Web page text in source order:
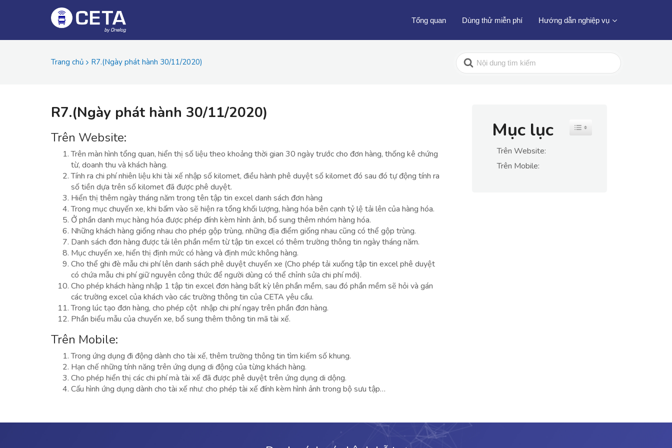
Tổng quan Dùng thử miễn phí Hướng dẫn nghiệp vụ
Trang chủ R7.(Ngày phát hành 30/11/2020)
R7.(Ngày phát hành 30/11/2020)
Trên Website:
Trên màn hình tổng quan, hiển thị số liệu theo khoảng thời gian 30 ngày trước cho đơn hàng, thống kê chứng
từ, doanh thu và khách hàng.
Tính ra chi phí nhiên liệu khi tài xế nhập số kilomet, điều hành phê duyệt số kilomet đó sau đó tự động tính ra
số tiền dựa trên số kilomet đã được phê duyệt.
Hiển thị thêm ngày tháng năm trong tên tập tin excel danh sách đơn hàng
Trong mục chuyến xe, khi bấm vào sẽ hiện ra tổng khối lượng, hàng hóa bên cạnh tỷ lệ tải lên của hàng hóa.
Ở phần danh mục hàng hóa được phép đính kèm hình ảnh, bổ sung thêm nhóm hàng hóa.
Những khách hàng giống nhau cho phép gộp trùng, những địa điểm giống nhau cũng có thể gộp trùng.
Danh sách đơn hàng được tải lên phần mềm từ tập tin excel có thêm trường thông tin ngày tháng năm.
Mục chuyến xe, hiển thị định mức có hàng và định mức không hàng.
Cho thể ghi đè mẫu chi phí lên danh sách phê duyệt chuyến xe (Cho phép tải xuống tập tin excel phê duyệt
có chứa mẫu chi phí giữ nguyên công thức để người dùng có thể chỉnh sửa chi phí mới).
Cho phép khách hàng nhập 1 tập tin excel đơn hàng bất kỳ lên phần mềm, sau đó phần mềm sẽ hỏi và gán
các trường excel của khách vào các trường thông tin của CETA yêu cầu.
Trong lúc tạo đơn hàng, cho phép cột nhập chi phí ngay trên phần đơn hàng.
Phần biểu mẫu của chuyến xe, bổ sung thêm thông tin mã tài xế.
Trên Mobile:
Trong ứng dụng đi động dành cho tài xế, thêm trường thông tin tìm kiếm số khung.
Hạn chế những tính năng trên ứng dụng di động của từng khách hàng.
Cho phép hiển thị các chi phí mà tài xế đã được phê duyệt trên ứng dụng di dộng.
Cấu hình ứng dụng dành cho tài xế như: cho phép tài xế đính kèm hình ảnh trong bộ sưu tập…
Mục lục Toggle Table of Content
Trên Website:
Trên Mobile: